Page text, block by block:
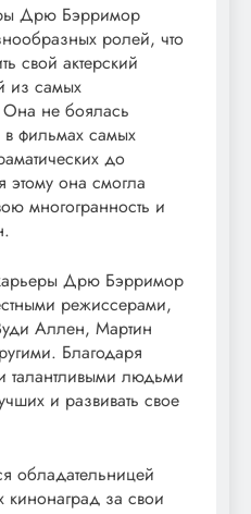
Дрю Бэрримор
ролей, что
свой актерский
из самых
Она не боялась
в фильмах самых
до
этому она смогла
многогранность и
Дрю Бэрримор
режиссерами,
Аллен, Мартин
Благодаря
талантливыми людьми
и развивать свое
обладательницей
кинонаград за свои